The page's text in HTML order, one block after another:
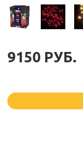
9150 РУБ.